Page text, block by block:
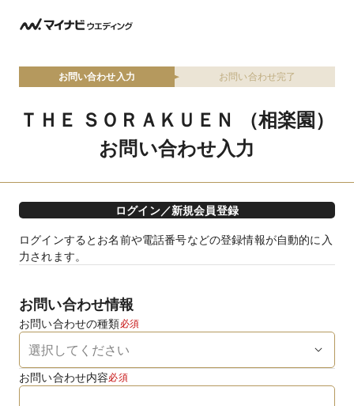
お問い合わせ入力 お問い合わせ完了
ＴＨＥ ＳＯＲＡＫＵＥＮ （相楽園）
お問い合わせ入力
ログイン／新規会員登録
ログインするとお名前や電話番号などの登録情報が自動的に入
力されます。
お問い合わせ情報
お問い合わせの種類必須
お問い合わせ内容必須